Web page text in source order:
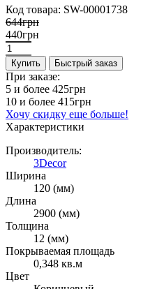
Код товара: SW-00001738
644грн
440грн
Купить Быстрый заказ
При заказе:
5 и более 425грн
10 и более 415грн
Хочу скидку еще больше!
Характеристики
Производитель:
3Decor
Ширина
120 (мм)
Длина
2900 (мм)
Толщина
12 (мм)
Покрываемая площадь
0,348 кв.м
Цвет